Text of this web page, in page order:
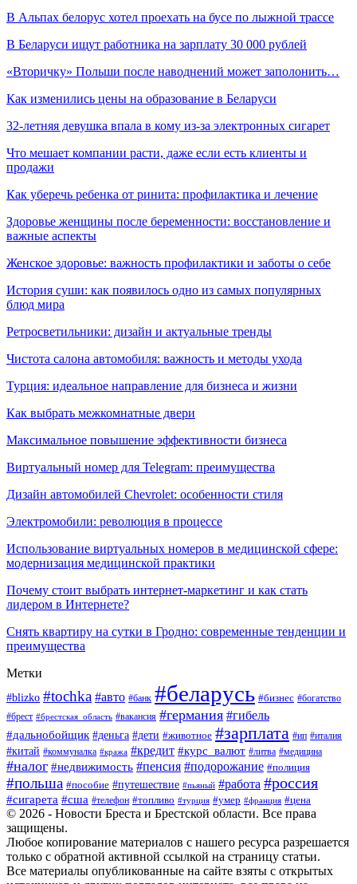
В Альпах белорус хотел проехать на бусе по лыжной трассе
В Беларуси ищут работника на зарплату 30 000 рублей
«Вторичку» Польши после наводнений может заполонить…
Как изменились цены на образование в Беларуси
32-летняя девушка впала в кому из-за электронных сигарет
Что мешает компании расти, даже если есть клиенты и
продажи
Как уберечь ребенка от ринита: профилактика и лечение
Здоровье женщины после беременности: восстановление и
важные аспекты
Женское здоровье: важность профилактики и заботы о себе
История суши: как появилось одно из самых популярных
блюд мира
Ретросветильники: дизайн и актуальные тренды
Чистота салона автомобиля: важность и методы ухода
Турция: идеальное направление для бизнеса и жизни
Как выбрать межкомнатные двери
Максимальное повышение эффективности бизнеса
Виртуальный номер для Telegram: преимущества
Дизайн автомобилей Chevrolet: особенности стиля
Электромобили: революция в процессе
Использование виртуальных номеров в медицинской сфере:
модернизация медицинской практики
Почему стоит выбрать интернет-маркетинг и как стать
лидером в Интернете?
Снять квартиру на сутки в Гродно: современные тенденции и
преимущества
Метки
#blizko #tochka #авто #банк #беларусь #бизнес #богатство
#брест #брестская_область #вакансия #германия #гибель
#дальнобойщик #деньга #дети #животное #зарплата #ип #италия
#китай #коммуналка #кража #кредит #курс_валют #литва #медицина
#налог #недвижимость #пенсия #подорожание #полиция
#польша #пособие #путешествие #пьяный #работа #россия
#сигарета #сша #телефон #топливо #турция #умер #франция #цена
© 2026 - Новости Бреста и Брестской области. Все права
защищены.
Любое копирование материалов с нашего ресурса разрешается
только с обратной активной ссылкой на страницу статьи.
Все материалы опубликованные на сайте взяты с открытых